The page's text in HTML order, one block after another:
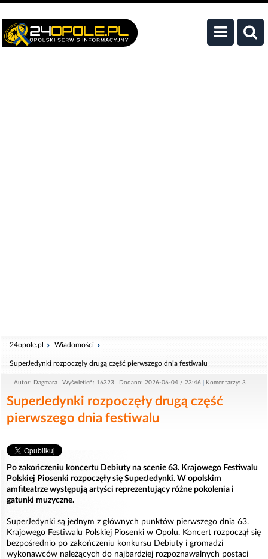
24opole.pl Wiadomości
SuperJedynki rozpoczęły drugą część pierwszego dnia festiwalu
Autor: Dagmara Wyświetleń: 16323 Dodano: 2026-06-04 / 23:46 Komentarzy: 3
SuperJedynki rozpoczęły drugą część
pierwszego dnia festiwalu
Po zakończeniu koncertu Debiuty na scenie 63. Krajowego Festiwalu
Polskiej Piosenki rozpoczęły się SuperJedynki. W opolskim
amfiteatrze występują artyści reprezentujący różne pokolenia i
gatunki muzyczne.
SuperJedynki są jednym z głównych punktów pierwszego dnia 63.
Krajowego Festiwalu Polskiej Piosenki w Opolu. Koncert rozpoczął się
bezpośrednio po zakończeniu konkursu Debiuty i gromadzi
wykonawców należących do najbardziej rozpoznawalnych postaci